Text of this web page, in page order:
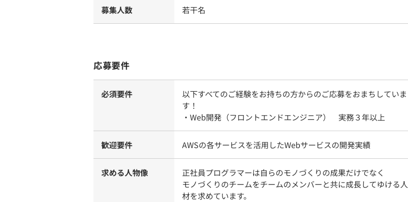
募集人数 若干名
応募要件
必須要件
以下すべてのご経験をお持ちの方からのご応募をおまちしていま
す！
・Web開発（フロントエンドエンジニア） 実務３年以上
歓迎要件 AWSの各サービスを活用したWebサービスの開発実績
求める人物像
正社員プログラマーは自らのモノづくりの成果だけでなく
モノづくりのチームをチームのメンバーと共に成長してゆける人
材を求めています。